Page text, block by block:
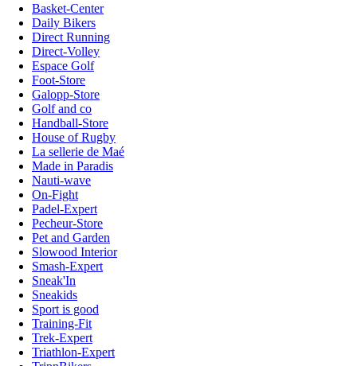
Basket-Center
Daily Bikers
Direct Running
Direct-Volley
Espace Golf
Foot-Store
Galopp-Store
Golf and co
Handball-Store
House of Rugby
La sellerie de Maé
Made in Paradis
Nauti-wave
On-Fight
Padel-Expert
Pecheur-Store
Pet and Garden
Slowood Interior
Smash-Expert
Sneak'In
Sneakids
Sport is good
Training-Fit
Trek-Expert
Triathlon-Expert